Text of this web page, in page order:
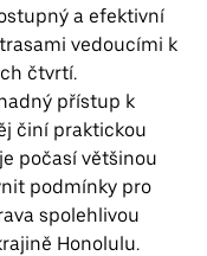
a efektivní
vedoucími k
čtvrtí.
přístup k
činí praktickou
počasí většinou
podmínky pro
spolehlivou
Honolulu.